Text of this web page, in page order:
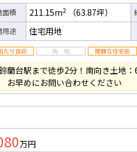
面積 211.15m2 （63.87坪）
用途 住宅用地
蘭台駅まで徒歩2分！南向き土地
早めにお問い合わせください
万円